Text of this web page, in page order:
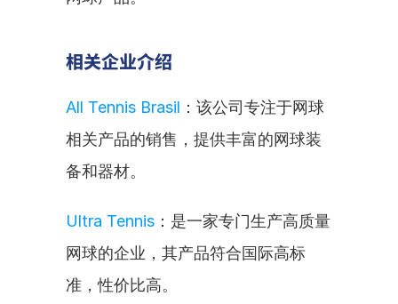
相关企业介绍
All Tennis Brasil ：该公司专注于网球
相关产品的销售，提供丰富的网球装
备和器材。
Ultra Tennis ：是一家专门生产高质量
网球的企业，其产品符合国际高标
准，性价比高。